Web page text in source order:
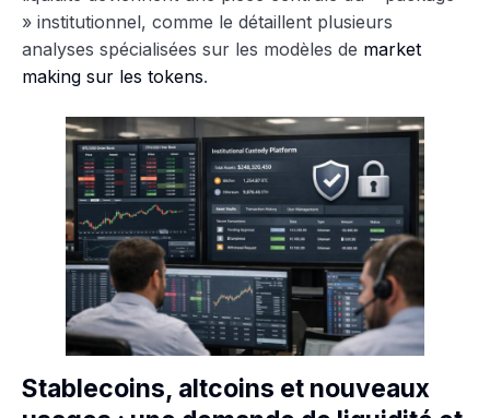
» institutionnel, comme le détaillent plusieurs
analyses spécialisées sur les modèles de market
making sur les tokens.
Stablecoins, altcoins et nouveaux